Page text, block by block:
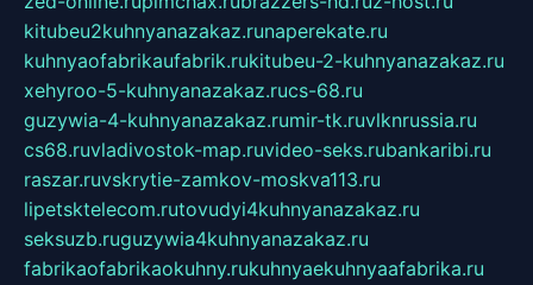
kitubeu2kuhnyanazakaz.runaperekate.ru
kuhnyaofabrikaufabrik.rukitubeu-2-kuhnyanazakaz.ru
xehyroo-5-kuhnyanazakaz.rucs-68.ru
guzywia-4-kuhnyanazakaz.rumir-tk.ruvlknrussia.ru
cs68.ruvladivostok-map.ruvideo-seks.rubankaribi.ru
raszar.ruvskrytie-zamkov-moskva113.ru
lipetsktelecom.rutovudyi4kuhnyanazakaz.ru
seksuzb.ruguzywia4kuhnyanazakaz.ru
fabrikaofabrikaokuhny.rukuhnyaekuhnyaafabrika.ru